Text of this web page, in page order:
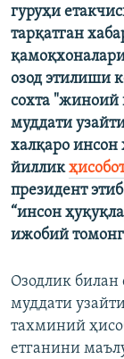
гуруҳи
тарқатган
озод этилиши
сохта "жиноий
муддати
халқаро инсон
йиллик
президент
“инсон
ижобий
Озодлик билан
муддати
тахминий
етганини